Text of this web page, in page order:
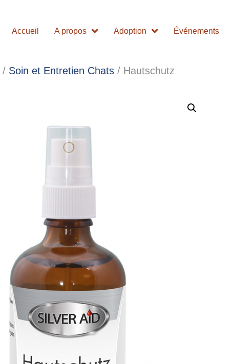
Accueil A propos Adoption Événements
/ Soin et Entretien Chats / Hautschutz